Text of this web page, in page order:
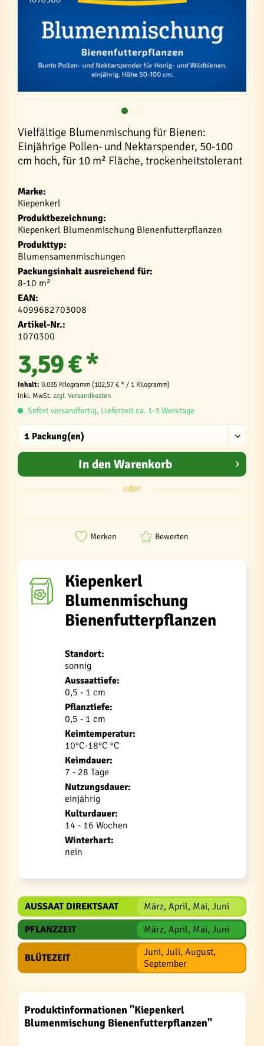
Vielfältige Blumenmischung für Bienen:
Einjährige Pollen- und Nektarspender, 50-100
cm hoch, für 10 m² Fläche, trockenheitstolerant
Marke:
Kiepenkerl
Produktbezeichnung:
Kiepenkerl Blumenmischung Bienenfutterpflanzen
Produkttyp:
Blumensamenmischungen
Packungsinhalt ausreichend für:
8-10 m²
EAN:
4099682703008
Artikel-Nr.:
1070300
3,59 € *
Inhalt: 0.035 Kilogramm (102,57 € * / 1 Kilogramm)
inkl. MwSt. zzgl. Versandkosten
Sofort versandfertig, Lieferzeit ca. 1-3 Werktage
In den Warenkorb
oder
Merken Bewerten
Kiepenkerl
Blumenmischung
Bienenfutterpflanzen
Standort:
sonnig
Aussaattiefe:
0,5 - 1 cm
Pflanztiefe:
0,5 - 1 cm
Keimtemperatur:
10°C-18°C °C
Keimdauer:
7 - 28 Tage
Nutzungsdauer:
einjährig
Kulturdauer:
14 - 16 Wochen
Winterhart:
nein
AUSSAAT DIREKTSAAT
März, April, Mai, Juni
PFLANZZEIT
März, April, Mai, Juni
BLÜTEZEIT
Juni, Juli, August,
September
Produktinformationen "Kiepenkerl
Blumenmischung Bienenfutterpflanzen"